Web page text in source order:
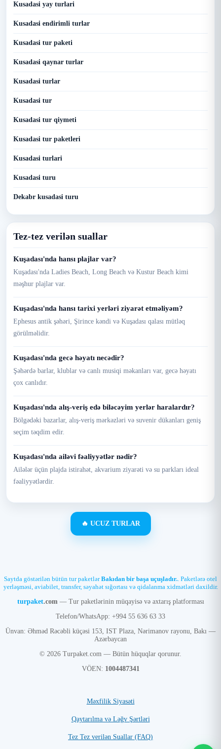
Kusadasi yay turlari
Kusadasi endirimli turlar
Kusadasi tur paketi
Kusadasi qaynar turlar
Kusadasi turlar
Kusadasi tur
Kusadasi tur qiymeti
Kusadasi tur paketleri
Kusadasi turlari
Kusadasi turu
Dekabr kusadasi turu
Tez-tez verilən suallar
Kuşadası'nda hansı plajlar var?
Kuşadası'nda Ladies Beach, Long Beach və Kustur Beach kimi
məşhur plajlar var.
Kuşadası'nda hansı tarixi yerləri ziyarət etməliyəm?
Ephesus antik şəhəri, Şirince kəndi və Kuşadası qalası mütləq
görülməlidir.
Kuşadası'nda gecə həyatı necədir?
Şəhərdə barlar, klublar və canlı musiqi məkanları var, gecə həyatı
çox canlıdır.
Kuşadası'nda alış-veriş edə biləcəyim yerlər haralardır?
Bölgədəki bazarlar, alış-veriş mərkəzləri və suvenir dükanları geniş
seçim təqdim edir.
Kuşadası'nda ailəvi fəaliyyətlər nədir?
Ailələr üçün plajda istirahət, akvarium ziyarəti və su parkları ideal
fəaliyyətlərdir.
🔥 UCUZ TURLAR
Saytda göstərilən bütün tur paketlərBakıdan bir başa uçuşladır.. Paketlərə otel
yerləşməsi, aviabilet, transfer, səyahət sığortası və qidalanma xidmətləri daxildir.
turpaket.com— Tur paketlərinin müqayisə və axtarış platforması
Telefon/WhatsApp: +994 55 636 63 33
Ünvan: Əhməd Rəcəbli küçəsi 153, IST Plaza, Nərimanov rayonu, Bakı —
Azərbaycan
© 2026 Turpaket.com — Bütün hüquqlar qorunur.
VÖEN: 1004487341
Məxfilik Siyasəti
Qaytarılma və Ləğv Şərtləri
Tez Tez verilən Suallar (FAQ)